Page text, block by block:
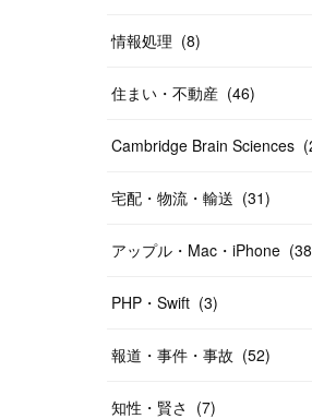
情報処理 (8)
住まい・不動産 (46)
Cambridge Brain Sciences (
宅配・物流・輸送 (31)
アップル・Mac・iPhone (38
PHP・Swift (3)
報道・事件・事故 (52)
知性・賢さ (7)